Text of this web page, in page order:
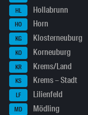
HL Hollabrunn
HO Horn
KG Klosterneuburg
KO Korneuburg
KR Krems/Land
KS Krems – Stadt
LF Lilienfeld
MD Mödling